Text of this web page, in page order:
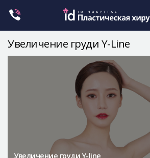
Ортогнатическая хирургия
Маммопластика
Увеличение груди Y-Line
Увеличение груди Y-line